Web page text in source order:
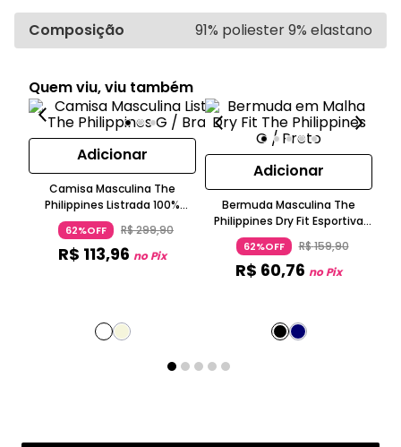
Composição 91% poliester 9% elastano
Quem viu, viu também
Adicionar
Camisa Masculina The
Philippines Listrada 100%
Algodão Manga Longa Social
62%OFF R$299,90
R$ 113,96 no Pix
Adicionar
Bermuda Masculina The
Philippines Dry Fit Esportiva
com Bolso e Elástico
62%OFF R$159,90
R$ 60,76 no Pix